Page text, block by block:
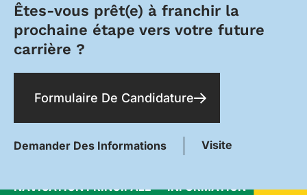
Êtes-vous prêt(e) à franchir la
prochaine étape vers votre future
carrière ?
Formulaire De Candidature
Demander Des Informations Visite
NAVIGATION PRINCIPALE INFORMATION